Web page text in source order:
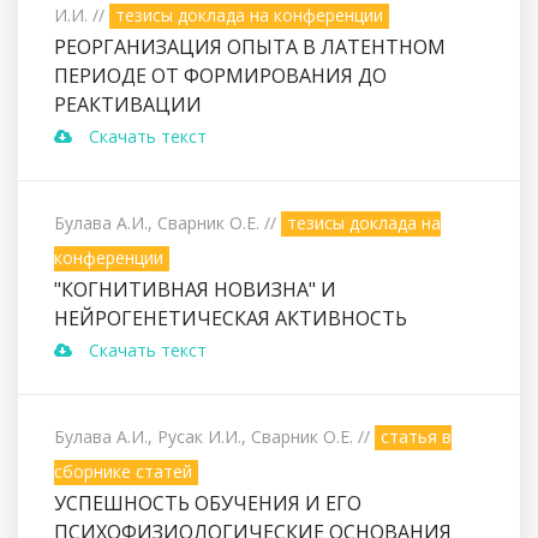
И.И. // тезисы доклада на конференции
РЕОРГАНИЗАЦИЯ ОПЫТА В ЛАТЕНТНОМ
ПЕРИОДЕ ОТ ФОРМИРОВАНИЯ ДО
РЕАКТИВАЦИИ
Скачать текст
Булава А.И., Сварник О.Е. // тезисы доклада на
конференции
"КОГНИТИВНАЯ НОВИЗНА" И
НЕЙРОГЕНЕТИЧЕСКАЯ АКТИВНОСТЬ
Скачать текст
Булава А.И., Русак И.И., Сварник О.Е. // статья в
сборнике статей
УСПЕШНОСТЬ ОБУЧЕНИЯ И ЕГО
ПСИХОФИЗИОЛОГИЧЕСКИЕ ОСНОВАНИЯ